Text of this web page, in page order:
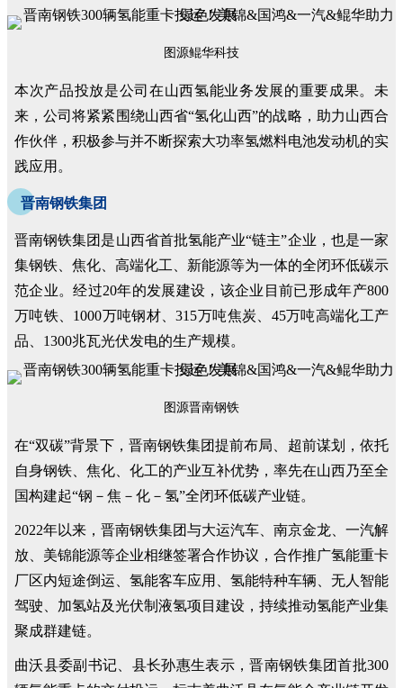
图源鲲华科技
本次产品投放是公司在山西氢能业务发展的重要成果。未
来，公司将紧紧围绕山西省“氢化山西”的战略，助力山西合
作伙伴，积极参与并不断探索大功率氢燃料电池发动机的实
践应用。
晋南钢铁集团
晋南钢铁集团是山西省首批氢能产业“链主”企业，也是一家
集钢铁、焦化、高端化工、新能源等为一体的全闭环低碳示
范企业。经过20年的发展建设，该企业目前已形成年产800
万吨铁、1000万吨钢材、315万吨焦炭、45万吨高端化工产
品、1300兆瓦光伏发电的生产规模。
图源晋南钢铁
在“双碳”背景下，晋南钢铁集团提前布局、超前谋划，依托
自身钢铁、焦化、化工的产业互补优势，率先在山西乃至全
国构建起“钢－焦－化－氢”全闭环低碳产业链。
2022年以来，晋南钢铁集团与大运汽车、南京金龙、一汽解
放、美锦能源等企业相继签署合作协议，合作推广氢能重卡
厂区内短途倒运、氢能客车应用、氢能特种车辆、无人智能
驾驶、加氢站及光伏制液氢项目建设，持续推动氢能产业集
聚成群建链。
曲沃县委副书记、县长孙惠生表示，晋南钢铁集团首批300